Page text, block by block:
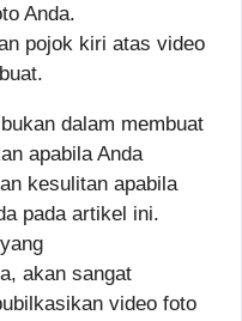
Anda.
pojok kiri atas video
dalam membuat
apabila Anda
kesulitan apabila
pada artikel ini.
akan sangat
video foto